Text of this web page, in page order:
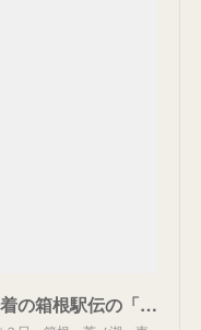
青学大・原監督、国立競技場発着の箱根駅伝の「発想があってもいい」